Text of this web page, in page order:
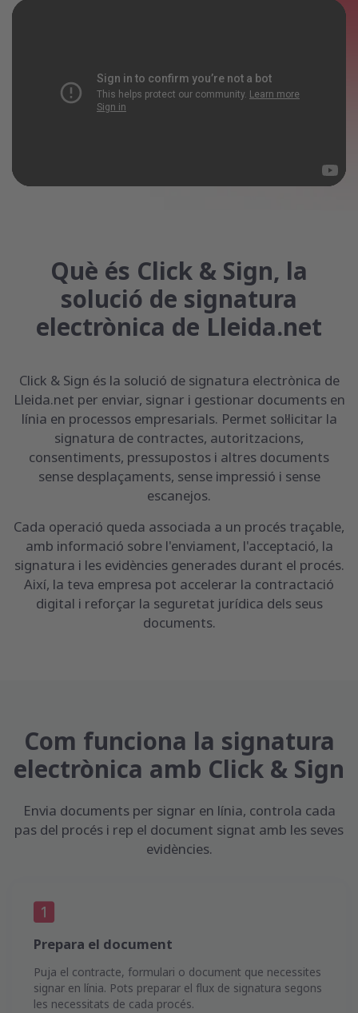
Què és Click & Sign, la
solució de signatura
electrònica de Lleida.net
Click & Sign és la solució de signatura electrònica de
Lleida.net per enviar, signar i gestionar documents en
línia en processos empresarials. Permet sol·licitar la
signatura de contractes, autoritzacions,
consentiments, pressupostos i altres documents
sense desplaçaments, sense impressió i sense
escanejos.
Cada operació queda associada a un procés traçable,
amb informació sobre l'enviament, l'acceptació, la
signatura i les evidències generades durant el procés.
Així, la teva empresa pot accelerar la contractació
digital i reforçar la seguretat jurídica dels seus
documents.
Com funciona la signatura
electrònica amb Click & Sign
Envia documents per signar en línia, controla cada
pas del procés i rep el document signat amb les seves
evidències.
Prepara el document
Puja el contracte, formulari o document que necessites
signar en línia. Pots preparar el flux de signatura segons
les necessitats de cada procés.